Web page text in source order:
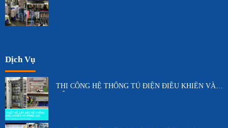
Dịch Vụ
THI CÔNG HỆ THỐNG TỦ ĐIỆN ĐIỀU KHIỂN VÀ